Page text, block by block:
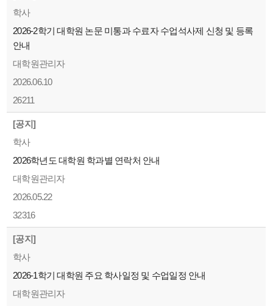
학사
2026-2학기 대학원 논문 미통과 수료자 수업석사제 신청 및 등록
안내
대학원관리자
2026.06.10
26211
[공지]
학사
2026학년도 대학원 학과별 연락처 안내
대학원관리자
2026.05.22
32316
[공지]
학사
2026-1학기 대학원 주요 학사일정 및 수업일정 안내
대학원관리자